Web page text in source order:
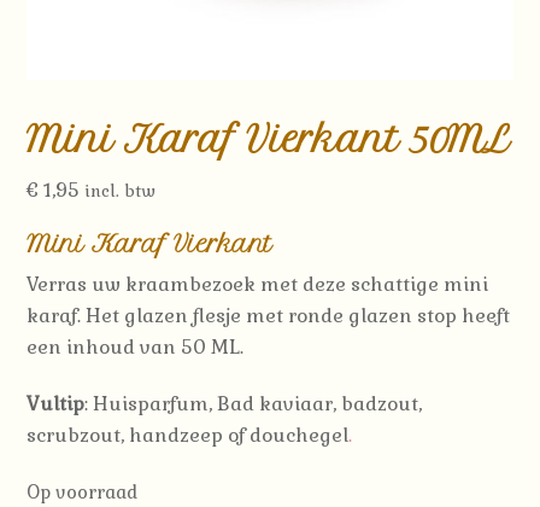
Mini Karaf Vierkant 50ML
€ 1,95 incl. btw
Mini Karaf Vierkant
Verras uw kraambezoek met deze schattige mini
karaf. Het glazen flesje met ronde glazen stop heeft
een inhoud van 50 ML.
Vultip: Huisparfum, Bad kaviaar, badzout,
scrubzout, handzeep of douchegel.
Op voorraad